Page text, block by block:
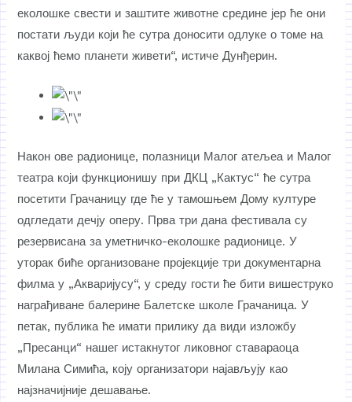
еколошке свести и заштите животне средине јер ће они
постати људи који ће сутра доносити одлуке о томе на
каквој ћемо планети живети“, истиче Дунђерин.
Након ове радионице, полазници Малог атељеа и Малог
театра који функционишу при ДКЦ „Кактус“ ће сутра
посетити Грачаницу где ће у тамошњем Дому културе
одгледати дечју оперу. Прва три дана фестивала су
резервисана за уметничко-еколошке радионице. У
уторак биће организоване пројекције три документарна
филма у „Акваријусу“, у среду гости ће бити вишеструко
награђиване балерине Балетске школе Грачаница. У
петак, публика ће имати прилику да види изложбу
„Пресанци“ нашег истакнутог ликовног ставараоца
Милана Симића, коју организатори најављују као
најзначијније дешавање.